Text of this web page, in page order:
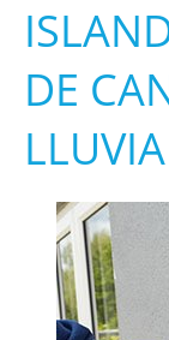
DE
LLUVIA